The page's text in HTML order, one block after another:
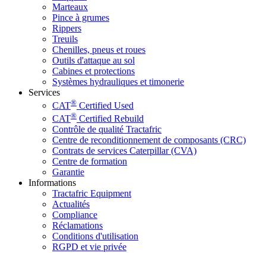
Marteaux
Pince à grumes
Rippers
Treuils
Chenilles, pneus et roues
Outils d'attaque au sol
Cabines et protections
Systèmes hydrauliques et timonerie
Services
CAT® Certified Used
CAT® Certified Rebuild
Contrôle de qualité Tractafric
Centre de reconditionnement de composants (CRC)
Contrats de services Caterpillar (CVA)
Centre de formation
Garantie
Informations
Tractafric Equipment
Actualités
Compliance
Réclamations
Conditions d'utilisation
RGPD et vie privée